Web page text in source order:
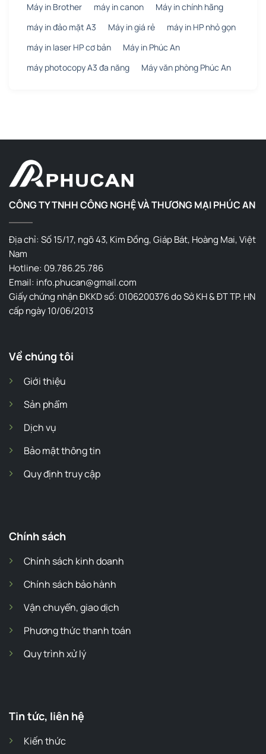
Máy in Brother
máy in canon
Máy in chính hãng
máy in đảo mặt A3
Máy in giá rẻ
máy in HP nhỏ gọn
máy in laser HP cơ bản
Máy in Phúc An
máy photocopy A3 đa năng
Máy văn phòng Phúc An
CÔNG TY TNHH CÔNG NGHỆ VÀ THƯƠNG MẠI PHÚC AN
Địa chỉ: Số 15/17, ngõ 43, Kim Đồng, Giáp Bát, Hoàng Mai, Việt
Nam
Hotline: 09.786.25.786
Email: info.phucan@gmail.com
Giấy chứng nhận ĐKKD số: 0106200376 do Sở KH & ĐT TP. HN
cấp ngày 10/06/2013
Về chúng tôi
Giới thiệu
Sản phẩm
Dịch vụ
Bảo mật thông tin
Quy định truy cập
Chính sách
Chính sách kinh doanh
Chính sách bảo hành
Vận chuyển, giao dịch
Phương thức thanh toán
Quy trình xử lý
Tin tức, liên hệ
Kiến thức